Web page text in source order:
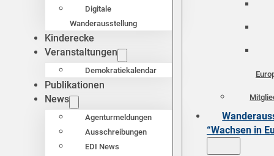
Digitale
Wanderausstellung
Kinderecke
Veranstaltungen
Demokratiekalendar
Publikationen
News
Agenturmeldungen
Ausschreibungen
EDI News
“Wachsen in